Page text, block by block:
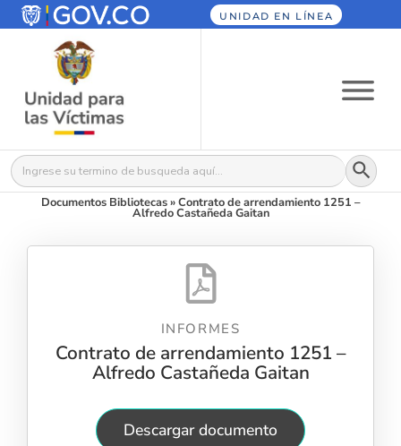
UNIDAD EN LÍNEA
Buscar: Botón
Documentos Bibliotecas»Contrato de arrendamiento 1251 –
Alfredo Castañeda Gaitan
INFORMES
Contrato de arrendamiento 1251 –
Alfredo Castañeda Gaitan
Descargar documento